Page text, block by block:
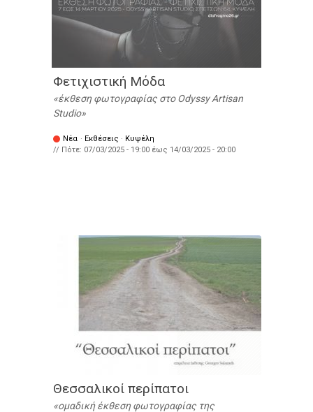
Φετιχιστική Μόδα
έκθεση φωτογραφίας στο Odyssy Artisan
Studio
Νέα · Εκθέσεις · Κυψέλη
// Πότε: 07/03/2025 - 19:00 έως 14/03/2025 - 20:00
Θεσσαλικοί περίπατοι
ομαδική έκθεση φωτογραφίας της